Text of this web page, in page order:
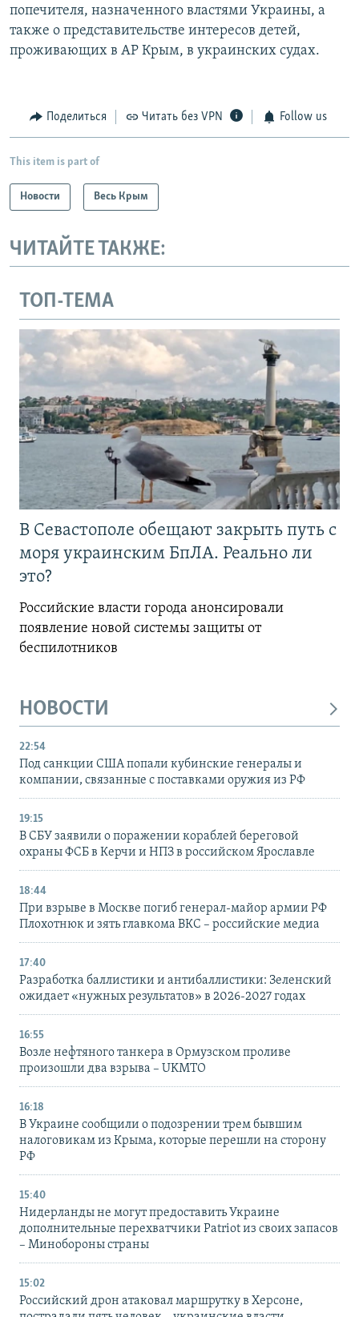
попечителя, назначенного властями Украины, а
также о представительстве интересов детей,
проживающих в АР Крым, в украинских судах.
Поделиться Читать без VPN Follow us
This item is part of
Новости Весь Крым
ЧИТАЙТЕ ТАКЖЕ:
ТОП-ТЕМА
В Севастополе обещают закрыть путь с
моря украинским БпЛА. Реально ли
это?
Российские власти города анонсировали
появление новой системы защиты от
беспилотников
НОВОСТИ
22:54
Под санкции США попали кубинские генералы и
компании, связанные с поставками оружия из РФ
19:15
В СБУ заявили о поражении кораблей береговой
охраны ФСБ в Керчи и НПЗ в российском Ярославле
18:44
При взрыве в Москве погиб генерал-майор армии РФ
Плохотнюк и зять главкома ВКС – российские медиа
17:40
Разработка баллистики и антибаллистики: Зеленский
ожидает «нужных результатов» в 2026-2027 годах
16:55
Возле нефтяного танкера в Ормузском проливе
произошли два взрыва – UKMTO
16:18
В Украине сообщили о подозрении трем бывшим
налоговикам из Крыма, которые перешли на сторону
РФ
15:40
Нидерланды не могут предоставить Украине
дополнительные перехватчики Patriot из своих запасов
– Минобороны страны
15:02
Российский дрон атаковал маршрутку в Херсоне,